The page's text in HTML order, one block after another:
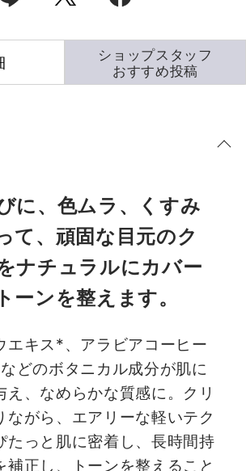
に、色ムラ、くすみ
て、頑固な目元のク
ナチュラルにカバー
ーンを整えます。
エキス*、アラビアコーヒー
どのボタニカル成分が肌に
え、なめらかな質感に。クリ
ながら、エアリーな軽いテク
たっと肌に密着し、長時間持
補正し、トーンを整えること
ショップスタッフ
おすすめ投稿